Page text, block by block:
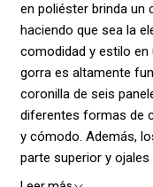
en poliéster brinda un
haciendo que sea la
comodidad y estilo
gorra es altamente
coronilla de seis
diferentes formas de
y cómodo. Además,
parte superior y
mejorando la